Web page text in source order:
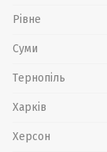
Рівне
Суми
Тернопіль
Харків
Херсон